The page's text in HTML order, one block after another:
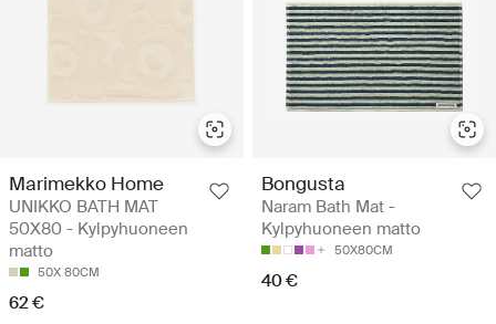
Marimekko Home
UNIKKO BATH MAT
50X80 - Kylpyhuoneen
matto
50X 80CM
62 €
Bongusta
Naram Bath Mat -
Kylpyhuoneen matto
50X80CM
40 €